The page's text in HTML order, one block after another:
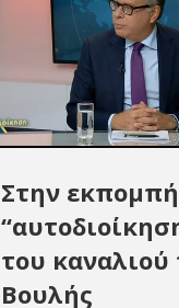
Στην εκπομπή
του καναλιού
Βουλής